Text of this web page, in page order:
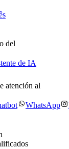
del
de IA
atención al
WhatsApp